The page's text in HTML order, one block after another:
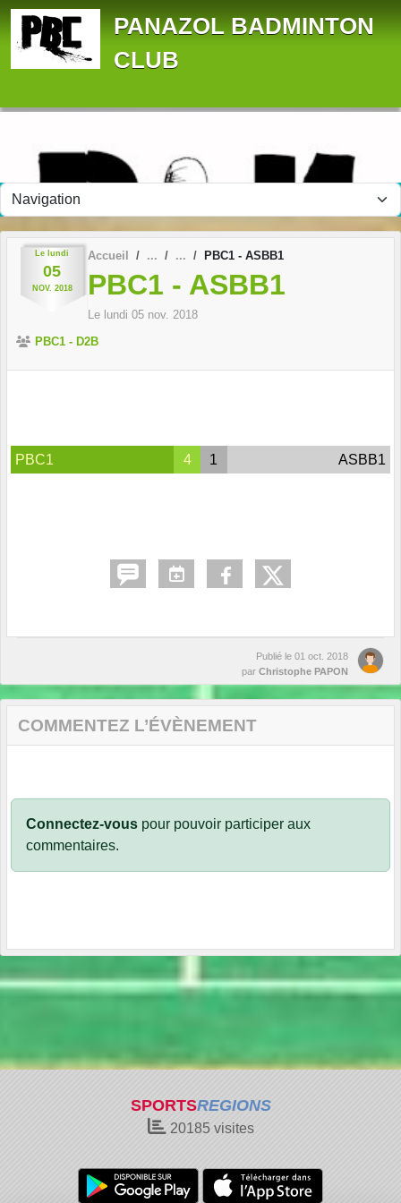
PANAZOL BADMINTON
CLUB
Le lundi
05
NOV. 2018
Accueil PBC1 - ASBB1
PBC1 - ASBB1
Le lundi 05 nov. 2018
PBC1 - D2B
PBC1 4 1 ASBB1
Publié le 01 oct. 2018
par Christophe PAPON
COMMENTEZ L’ÉVÈNEMENT
Connectez-vous pour pouvoir participer aux
commentaires.
SPORTSREGIONS
20185visites
Panneau de gestion des cookies